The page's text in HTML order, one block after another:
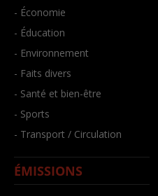
- Économie
- Éducation
- Environnement
- Faits divers
- Santé et bien-être
- Sports
- Transport / Circulation
ÉMISSIONS